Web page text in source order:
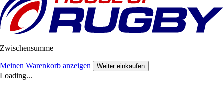
Zwischensumme
Meinen Warenkorb anzeigen Weiter einkaufen
Loading...